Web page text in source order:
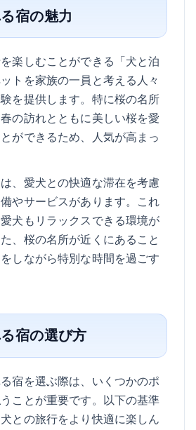
宿の魅力
楽しむことができる「犬と泊
トを家族の一員と考える人々
を提供します。特に桜の名所
の訪れとともに美しい桜を愛
ができるため、人気が高まっ
、愛犬との快適な滞在を考慮
やサービスがあります。これ
犬もリラックスできる環境が
、桜の名所が近くにあること
しながら特別な時間を過ごす
宿の選び方
宿を選ぶ際は、いくつかのポ
ことが重要です。以下の基準
との旅行をより快適に楽しん